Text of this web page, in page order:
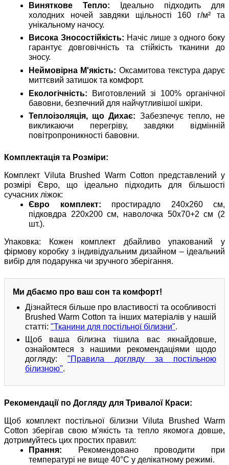
Виняткове Тепло: Ідеально підходить для
холодних ночей завдяки щільності 160 г/м² та
унікальному начосу.
Висока Зносостійкість: Начіс лише з одного боку
гарантує довговічність та стійкість тканини до
зносу.
Неймовірна М'якість: Оксамитова текстура дарує
миттєвий затишок та комфорт.
Екологічність: Виготовлений зі 100% органічної
бавовни, безпечний для найчутливішої шкіри.
Теплоізоляція, що Дихає: Забезпечує тепло, не
викликаючи перегріву, завдяки відмінній
повітропроникності бавовни.
Комплектація та Розміри:
Комплект Viluta Brushed Warm Cotton представлений у
розмірі Євро, що ідеально підходить для більшості
сучасних ліжок:
Євро комплект: простирадло 240х260 см,
підковдра 220х200 см, наволочка 50х70+2 см (2
шт.).
Упаковка: Кожен комплект дбайливо упакований у
фірмову коробку з індивідуальним дизайном – ідеальний
вибір для подарунка чи зручного зберігання.
Ми дбаємо про ваш сон та комфорт!
Дізнайтеся більше про властивості та особливості
Brushed Warm Cotton та інших матеріалів у нашій
статті: "Тканини для постільної білизни".
Щоб ваша білизна тішила вас якнайдовше,
ознайомтеся з нашими рекомендаціями щодо
догляду: "Правила догляду за постільною
білизною".
Рекомендації по Догляду для Тривалої Краси:
Щоб комплект постільної білизни Viluta Brushed Warm
Cotton зберігав свою м'якість та тепло якомога довше,
дотримуйтесь цих простих правил:
Прання: Рекомендовано проводити при
температурі не вище 40°C у делікатному режимі.